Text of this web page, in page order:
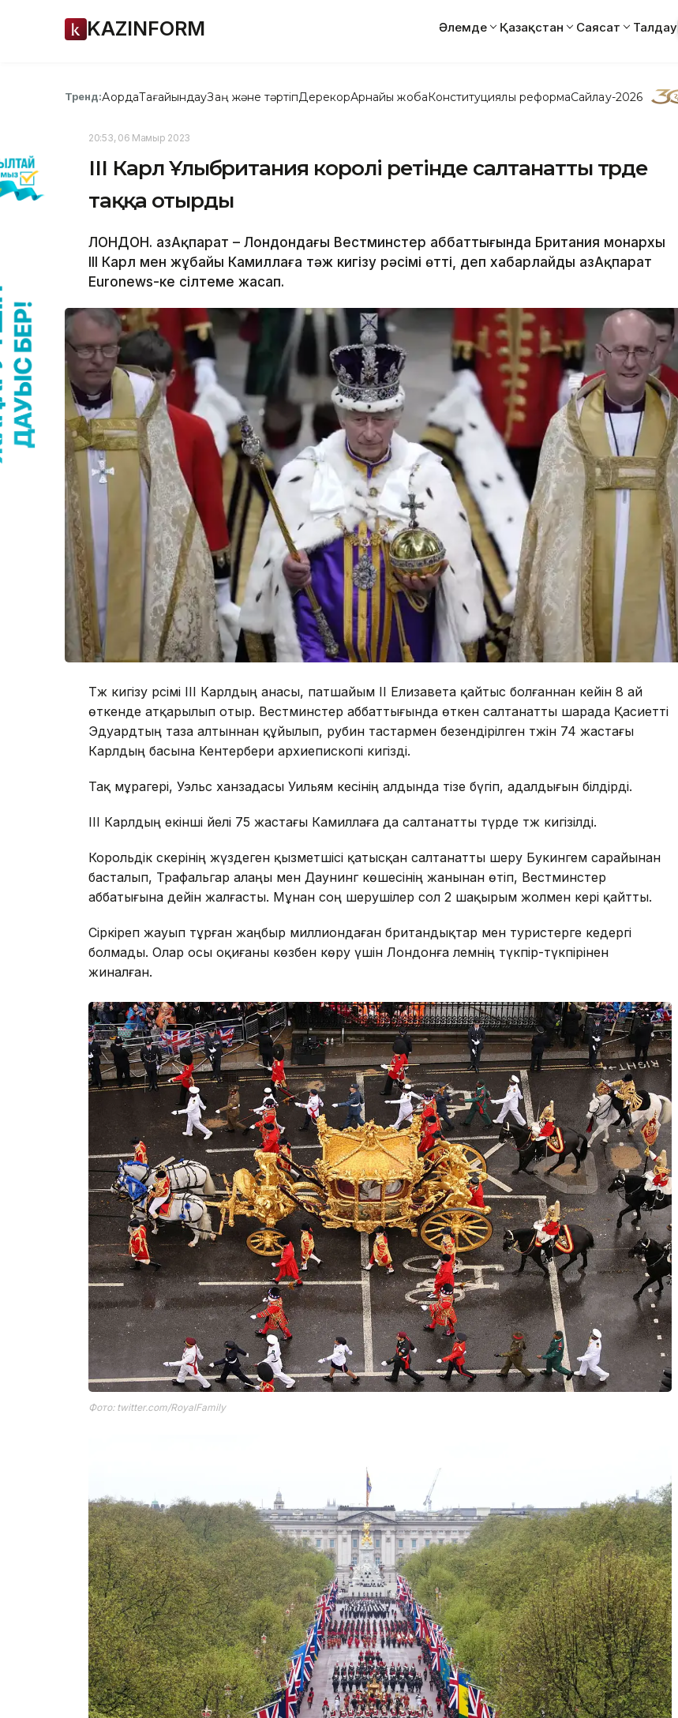
KAZINFORM Әлемде Қазақстан Саясат Талдау
Тренд:АқордаТағайындауЗаң және тәртіпДерекқорАрнайы жобаКонституциялық реформаСайлау-2026
20:53, 06 Мамыр 2023
ІІІ Карл Ұлыбритания королі ретінде салтанатты түрде
таққа отырды
ЛОНДОН. ҚазАқпарат – Лондондағы Вестминстер аббаттығында Британия монархы
ІІІ Карл мен жұбайы Камиллаға тәж кигізу рәсімі өтті, деп хабарлайды ҚазАқпарат
Euronews-ке сілтеме жасап.
Тәж кигізу рәсімі ІІІ Карлдың анасы, патшайым ІІ Елизавета қайтыс болғаннан кейін 8 ай
өткенде атқарылып отыр. Вестминстер аббаттығында өткен салтанатты шарада Қасиетті
Эдуардтың таза алтыннан құйылып, рубин тастармен безендірілген тәжін 74 жастағы
Карлдың басына Кентербери архиепископі кигізді.
Тақ мұрагері, Уэльс ханзадасы Уильям әкесінің алдында тізе бүгіп, адалдығын білдірді.
ІІІ Карлдың екінші әйелі 75 жастағы Камиллаға да салтанатты түрде тәж кигізілді.
Корольдік әскерінің жүздеген қызметшісі қатысқан салтанатты шеру Букингем сарайынан
басталып, Трафальгар алаңы мен Даунинг көшесінің жанынан өтіп, Вестминстер
аббатығына дейін жалғасты. Мұнан соң шерушілер сол 2 шақырым жолмен кері қайтты.
Сіркіреп жауып тұрған жаңбыр миллиондаған британдықтар мен туристерге кедергі
болмады. Олар осы оқиғаны көзбен көру үшін Лондонға әлемнің түкпір-түкпірінен
жиналған.
Фото: twitter.com/RoyalFamily